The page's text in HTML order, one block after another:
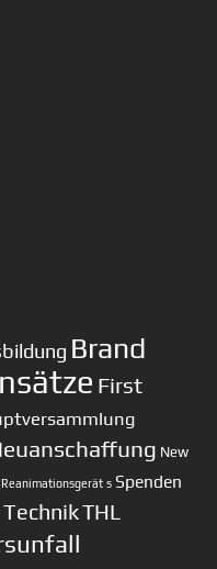
Brand
First
New
Reanimationsgerät s Spenden
TechnikTHL